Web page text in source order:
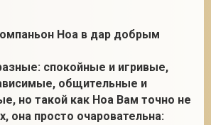
Ноа в дар добрым
спокойные и игривые,
общительные и
но такой как Ноа Вам точно не
она просто очаровательна: